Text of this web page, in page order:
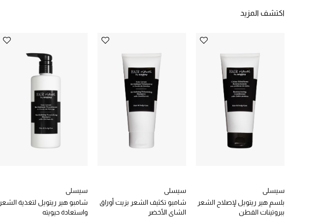
اكتشف المزيد
سيسلي
بلسم هير ريتويل لإصلاح الشعر
ببروتينات القطن
سيسلي
شامبو تكثيف الشعر بزيت أوراق
الشاي الأخضر
سيسلي
شامبو هير ريتويل لتغذية الشعر
واستعادة حيويته